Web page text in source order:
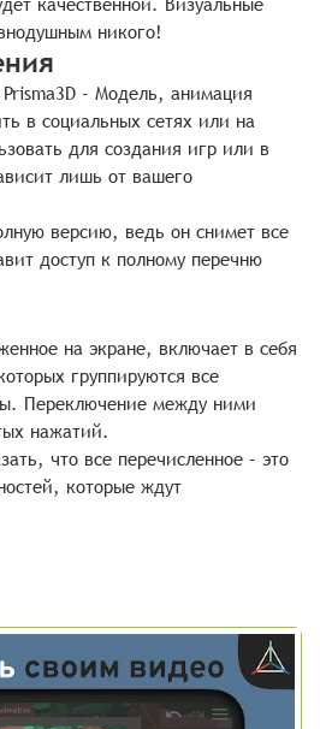
никого!
- Модель, анимация
в социальных сетях или на
для создания игр или в
лишь от вашего
версию, ведь он снимет все
доступ к полному перечню
на экране, включает в себя
группируются все
Переключение между ними
нажатий.
что все перечисленное – это
которые ждут